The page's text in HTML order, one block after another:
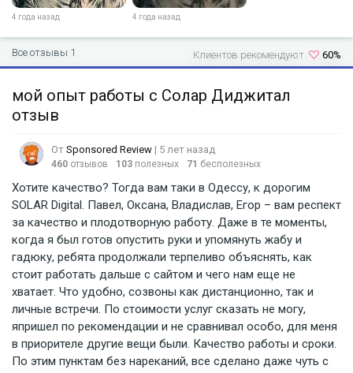
4 года назад 4 года назад
Все отзывы 1 60%
Клиентов рекомендуют
мой опыт работы с Солар Диджитал
отзыв
От Sponsored Review | 5 лет назад
460 отзывов 103 полезных 71 бесполезных
Хотите качество? Тогда вам таки в Одессу, к дорогим
SOLAR Digital. Павел, Оксана, Владислав, Егор – вам респект
за качество и плодотворную работу. Даже в те моменты,
когда я был готов опустить руки и упомянуть жабу и
гадюку, ребята продолжали терпеливо объяснять, как
стоит работать дальше с сайтом и чего нам еще не
хватает. Что удобно, созвоны как дистанционно, так и
личные встречи. По стоимости услуг сказать не могу,
япришел по рекомендации и не сравнивал особо, для меня
в приорителе другие вещи были. Качество работы и сроки.
По этим пунктам без нареканий, все сделано даже чуть с